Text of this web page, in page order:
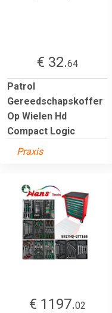
€ 32.64
Patrol
Gereedschapskoffer
Op Wielen Hd
Compact Logic
Praxis
€ 1197.02